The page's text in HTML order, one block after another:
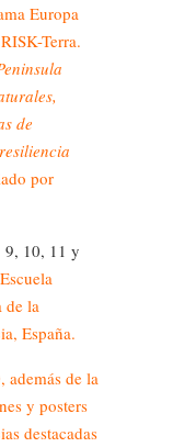
Europa
Terra.
de
por
9, 10, 11 y
de la
España.
además de la
y posters
destacadas